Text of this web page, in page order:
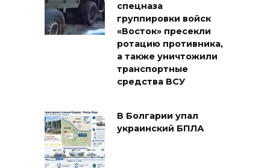
спецназа
группировки войск
«Восток» пресекли
ротацию противника,
а также уничтожили
транспортные
средства ВСУ
В Болгарии упал
украинский БПЛА